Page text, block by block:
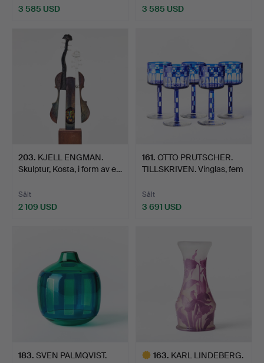
3 585 USD
3 585 USD
203. KJELL ENGMAN.
Skulptur, Kosta, i form av e…
Sålt
2 109 USD
161. OTTO PRUTSCHER.
TILLSKRIVEN. Vinglas, fem
Sålt
3 691 USD
183. SVEN PALMQVIST.
163. KARL LINDEBERG.